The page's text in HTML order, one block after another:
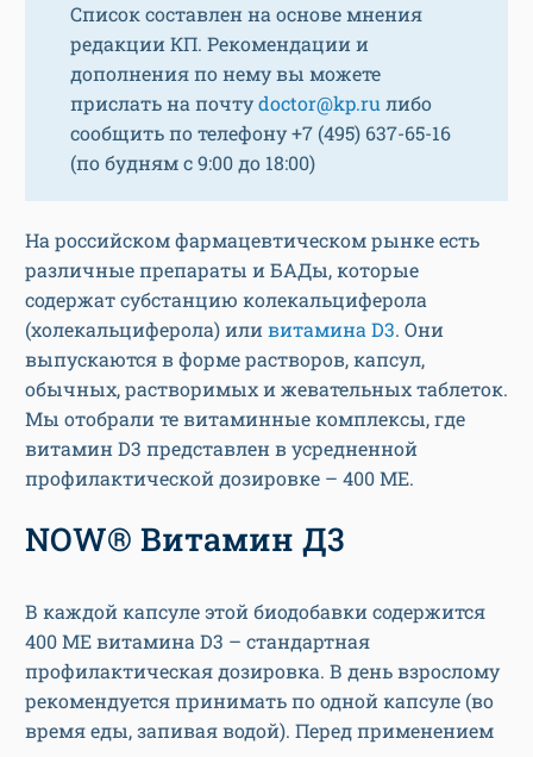
Список составлен на основе мнения
редакции КП. Рекомендации и
дополнения по нему вы можете
прислать на почтуdoctor@kp.ruлибо
сообщить по телефону +7 (495) 637-65-16
(по будням с 9:00 до 18:00)
На российском фармацевтическом рынке есть
различные препараты и БАДы, которые
содержат субстанцию колекальциферола
(холекальциферола) иливитамина D3. Они
выпускаются в форме растворов, капсул,
обычных, растворимых и жевательных таблеток.
Мы отобрали те витаминные комплексы, где
витамин D3 представлен в усредненной
профилактической дозировке – 400 МЕ.
NOW® Витамин Д3
В каждой капсуле этой биодобавки содержится
400 МЕ витамина D3 – стандартная
профилактическая дозировка. В день взрослому
рекомендуется принимать по одной капсуле (во
время еды, запивая водой). Перед применением